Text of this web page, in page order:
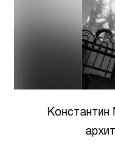
Константин